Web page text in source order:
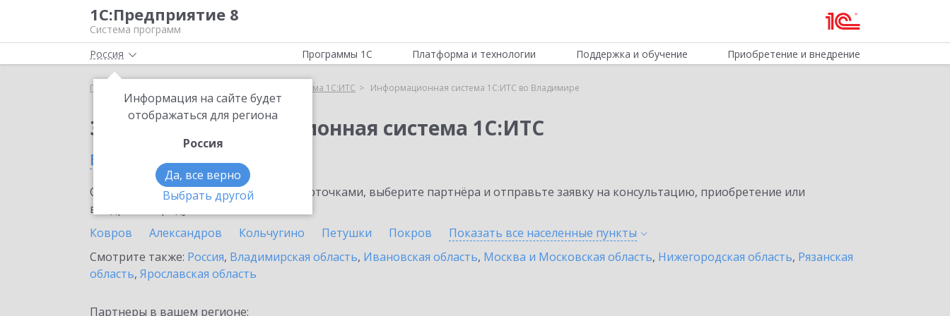
1С:Предприятие 8
Система программ
Россия
Информация на сайте будет
отображаться для региона
Россия
Да, все верно
Выбрать другой
Программы 1С Платформа и технологии Поддержка и обучение Приобретение и внедрение
Главная Информационная система 1С:ИТС Информационная система 1С:ИТС во Владимире
Заказать Информационная система 1С:ИТС
во Владимире
Ознакомьтесь с информационными карточками, выберите партнёра и отправьте заявку на консультацию, приобретение или
внедрение продукта.
Ковров
Александров Кольчугино Петушки Покров Показать все населенные пункты
Смотрите также: Россия, Владимирская область, Ивановская область, Москва и Московская область, Нижегородская область, Рязанская
область, Ярославская область
Партнеры в вашем регионе: